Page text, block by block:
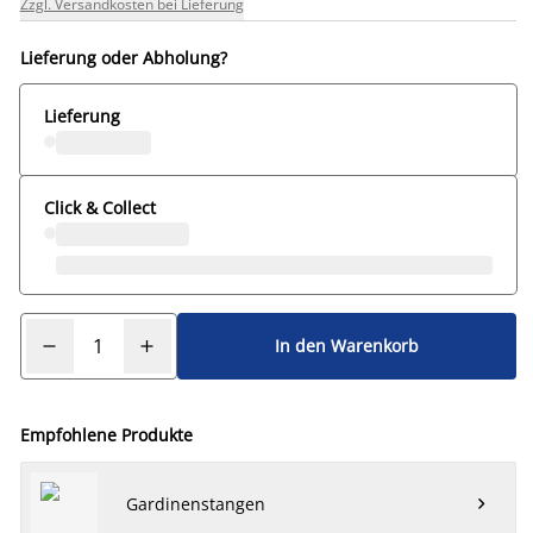
Lieferung oder Abholung?
Lieferung
Click & Collect
In den Warenkorb
Empfohlene Produkte
Gardinenstangen 